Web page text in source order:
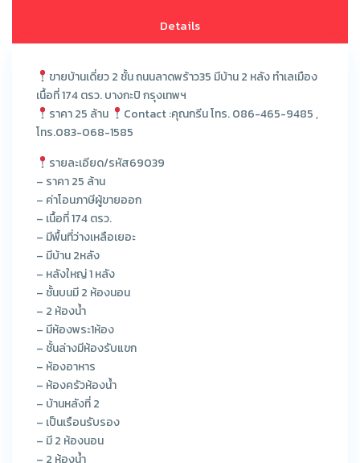
Details
ขายบ้านเดี่ยว 2 ชั้น ถนนลาดพร้าว35 มีบ้าน 2 หลัง ทำเลเมือง
เนื้อที่ 174 ตรว. บางกะปิ กรุงเทพฯ
ราคา 25 ล้าน
Contact :คุณกรีน โทร. 086-465-9485 ,
โทร.083-068-1585
รายละเอียด/รหัส69039
– ราคา 25 ล้าน
– ค่าโอนภาษีผู้ขายออก
– เนื้อที่ 174 ตรว.
– มีพื้นที่ว่างเหลือเยอะ
– มีบ้าน 2หลัง
– หลังใหญ่ 1 หลัง
– ชั้นบนมี 2 ห้องนอน
– 2 ห้องน้ำ
– มีห้องพระ1ห้อง
– ชั้นล่างมีห้องรับแขก
– ห้องอาหาร
– ห้องครัวห้องน้ำ
– บ้านหลังที่ 2
– เป็นเรือนรับรอง
– มี 2 ห้องนอน
– 2 ห้องน้ำ